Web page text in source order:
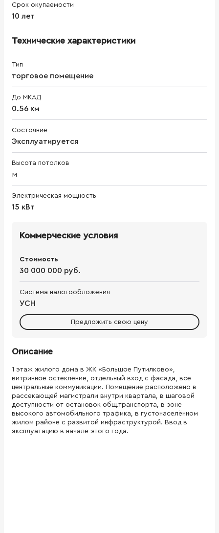
Срок окупаемости
10 лет
Технические характеристики
Тип
торговое помещение
До МКАД
0.56 км
Состояние
Эксплуатируется
Высота потолков
м
Электрическая мощность
15 кВт
Коммерческие условия
Стоимость
30 000 000 руб.
Система налогообложения
УСН
Предложить свою цену
Описание
1 этаж жилого дома в ЖК «Большое Путилково»,
витринное остекление, отдельный вход с фасада, все
центральные коммуникации. Помещение расположено в
рассекающей магистрали внутри квартала, в шаговой
доступности от остановок общ.транспорта, в зоне
высокого автомобильного трафика, в густонаселённом
жилом районе с развитой инфраструктурой. Ввод в
эксплуатацию в начале этого года.